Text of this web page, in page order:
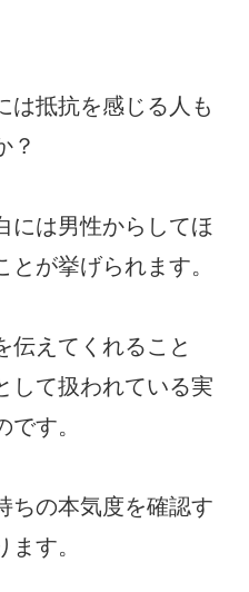
は抵抗を感じる人も
？
には男性からしてほ
とが挙げられます。
伝えてくれること
して扱われている実
す。
ちの本気度を確認す
す。